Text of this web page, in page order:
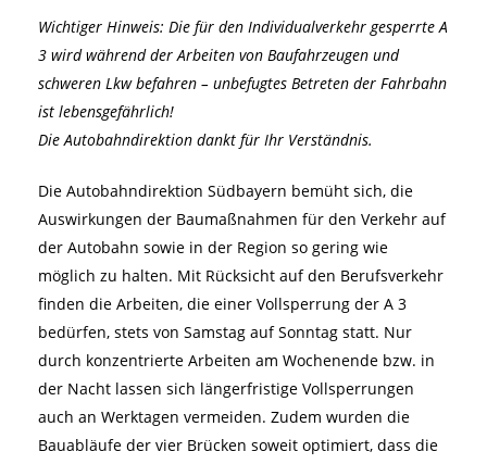
Wichtiger Hinweis: Die für den Individualverkehr gesperrte A
3 wird während der Arbeiten von Baufahrzeugen und
schweren Lkw befahren – unbefugtes Betreten der Fahrbahn
ist lebensgefährlich!
Die Autobahndirektion dankt für Ihr Verständnis.
Die Autobahndirektion Südbayern bemüht sich, die
Auswirkungen der Baumaßnahmen für den Verkehr auf
der Autobahn sowie in der Region so gering wie
möglich zu halten. Mit Rücksicht auf den Berufsverkehr
finden die Arbeiten, die einer Vollsperrung der A 3
bedürfen, stets von Samstag auf Sonntag statt. Nur
durch konzentrierte Arbeiten am Wochenende bzw. in
der Nacht lassen sich längerfristige Vollsperrungen
auch an Werktagen vermeiden. Zudem wurden die
Bauabläufe der vier Brücken soweit optimiert, dass die